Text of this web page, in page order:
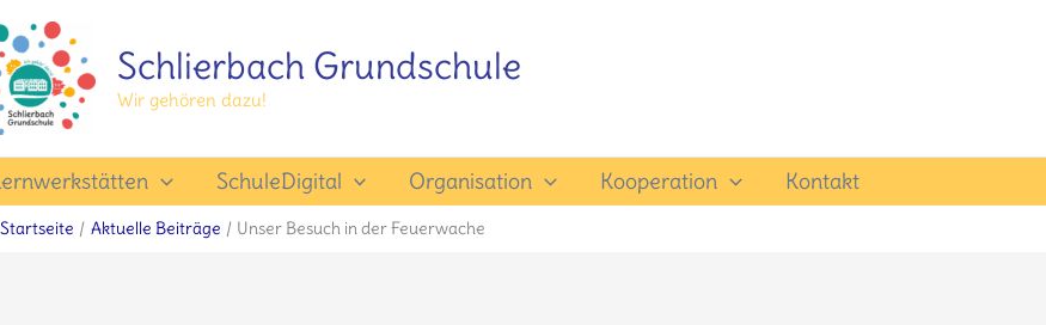
Schlierbach Grundschule
Wir gehören dazu!
SchuleDigital Organisation Kooperation Kontakt
Startseite Aktuelle Beiträge Unser Besuch in der Feuerwache